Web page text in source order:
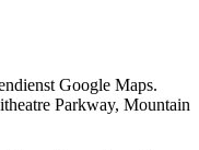
Google Maps.
Parkway, Mountain